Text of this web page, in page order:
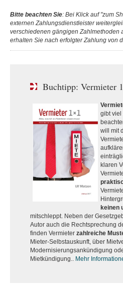
Bitte beachten Sie: Bei Klick auf "zum
externen Zahlungsdienstleister
verschiedenen gängigen Zahlmethoden
erhalten Sie nach erfolgter Zahlung von
Buchtipp: Vermieter
gibt viel
will mit
klaren
keinen
mitschleppt. Neben der
Autor auch die Rechtsprechung
finden Vermieter zahlreiche
Mieter-Selbstauskunft, über
Modernisierungsankündigung
Mietkündigung.. Mehr